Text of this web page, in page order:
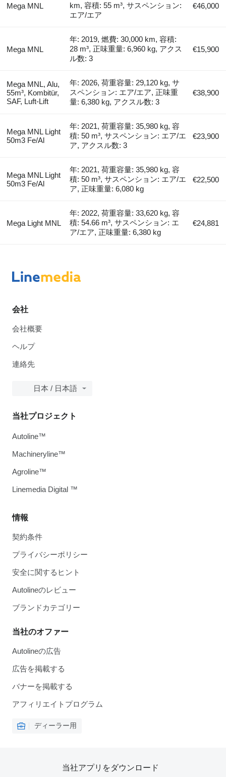
Mega MNL
km, 容積: 55 m³, サスペンション:
エア/エア
€46,000
Mega MNL
年: 2019, 燃費: 30,000 km, 容積:
28 m³, 正味重量: 6,960 kg, アクス
ル数: 3
€15,900
Mega MNL, Alu,
55m³, Kombitür,
SAF, Luft-Lift
年: 2026, 荷重容量: 29,120 kg, サ
スペンション: エア/エア, 正味重
量: 6,380 kg, アクスル数: 3
€38,900
Mega MNL Light
50m3 Fe/Al
年: 2021, 荷重容量: 35,980 kg, 容
積: 50 m³, サスペンション: エア/エ
ア, アクスル数: 3
€23,900
Mega MNL Light
50m3 Fe/Al
年: 2021, 荷重容量: 35,980 kg, 容
積: 50 m³, サスペンション: エア/エ
ア, 正味重量: 6,080 kg
€22,500
Mega Light MNL
年: 2022, 荷重容量: 33,620 kg, 容
積: 54.66 m³, サスペンション: エ
ア/エア, 正味重量: 6,380 kg
€24,881
会社
会社概要
ヘルプ
連絡先
日本 / 日本語
情報
契約条件
プライバシーポリシー
安全に関するヒント
Autolineのレビュー
ブランドカテゴリー
当社のオファー
Autolineの広告
広告を掲載する
バナーを掲載する
アフィリエイトプログラム
ディーラー用
当社プロジェクト
Autoline™
Machineryline™
Agroline™
Linemedia Digital ™
当社アプリをダウンロード